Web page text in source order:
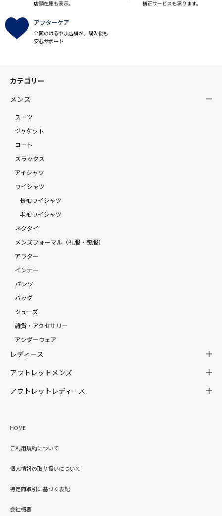
店頭在庫も表示。
補正サービスも承ります。
アフターケア
全国のはるやま店舗が、購入後も
安心サポート
カテゴリー
メンズ
スーツ
ジャケット
コート
スラックス
アイシャツ
ワイシャツ
長袖ワイシャツ
半袖ワイシャツ
ネクタイ
メンズフォーマル（礼服・喪服）
アウター
インナー
パンツ
バッグ
シューズ
雑貨・アクセサリー
アンダーウェア
レディース
アウトレットメンズ
アウトレットレディース
HOME
ご利用規約について
個人情報の取り扱いについて
特定商取引に基づく表記
会社概要